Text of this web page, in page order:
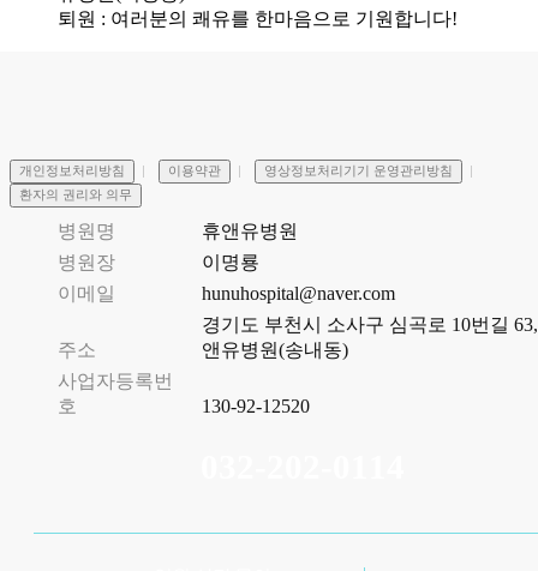
퇴원 : 여러분의 쾌유를 한마음으로 기원합니다!
개인정보처리방침 이용약관
영상정보처리기기 운영관리방침
환자의 권리와 의무
병원명
휴앤유병원
병원장
이명룡
이메일
hunuhospital@naver.com
주소
경기도 부천시 소사구 심곡로 10번길
앤유병원(송내동)
사업자등록번
호
130-92-12520